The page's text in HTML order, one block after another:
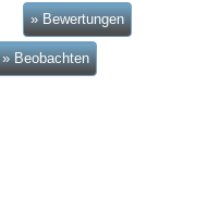
» Bewertungen
» Beobachten